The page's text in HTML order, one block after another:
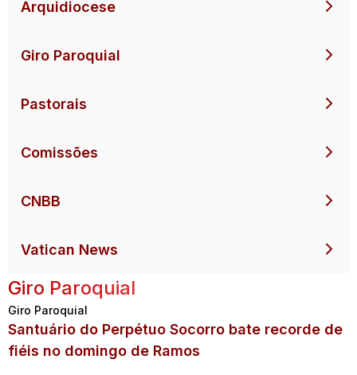
Arquidiocese
Giro Paroquial
Pastorais
Comissões
CNBB
Vatican News
Giro Paroquial
Giro Paroquial
Santuário do Perpétuo Socorro bate recorde de
fiéis no domingo de Ramos